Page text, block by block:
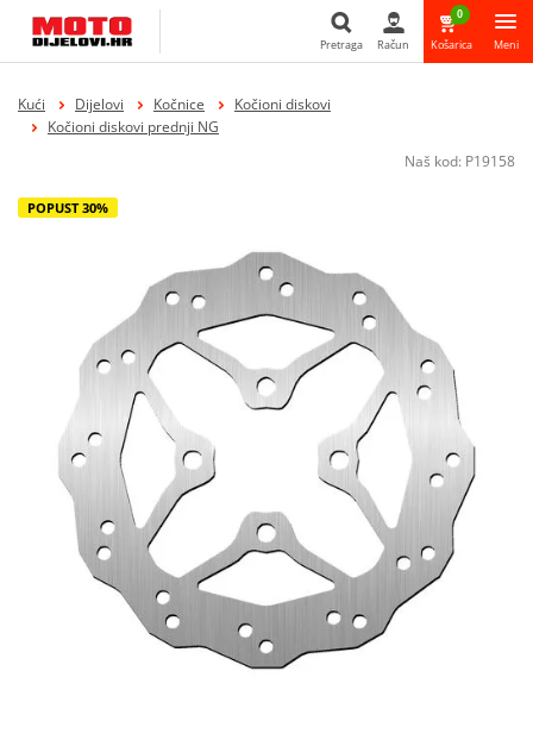
Pretraga Račun
0
Košarica Meni
Kući Dijelovi Kočnice
Kočioni diskovi
Kočioni diskovi prednji NG
Naš kod: P19158
POPUST 30%